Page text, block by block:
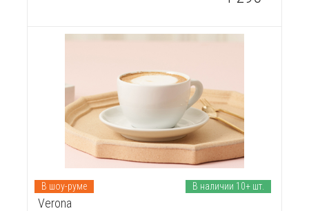
Verona
В шоу-руме В наличии 10+ шт.